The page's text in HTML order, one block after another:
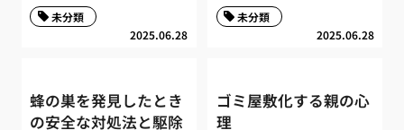
2025.06.28
未分類
2025.06.28
未分類
蜂の巣を発見したとき
の安全な対処法と駆除
ゴミ屋敷化する親の心
理